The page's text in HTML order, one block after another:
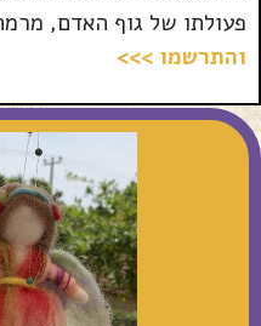
פעולתו של גוף האדם,
והתרשמו >>>